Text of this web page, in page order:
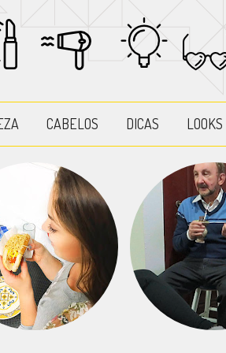
CABELOS DICAS LOOKS